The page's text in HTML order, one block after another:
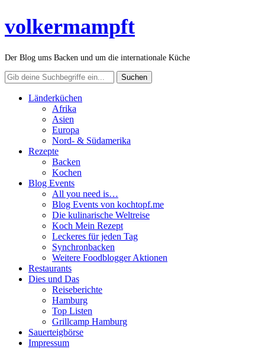
volkermampft
Der Blog ums Backen und um die internationale Küche
Länderküchen
Afrika
Asien
Europa
Nord- & Südamerika
Rezepte
Backen
Kochen
Blog Events
All you need is…
Blog Events von kochtopf.me
Die kulinarische Weltreise
Koch Mein Rezept
Leckeres für jeden Tag
Synchronbacken
Weitere Foodblogger Aktionen
Restaurants
Dies und Das
Reiseberichte
Hamburg
Top Listen
Grillcamp Hamburg
Sauerteigbörse
Impressum